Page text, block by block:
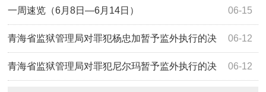
06-15
一周速览（6月8日—6月14日）
06-12
青海省监狱管理局对罪犯杨忠加暂予监外执行的决
定 06-12
青海省监狱管理局对罪犯尼尔玛暂予监外执行的决